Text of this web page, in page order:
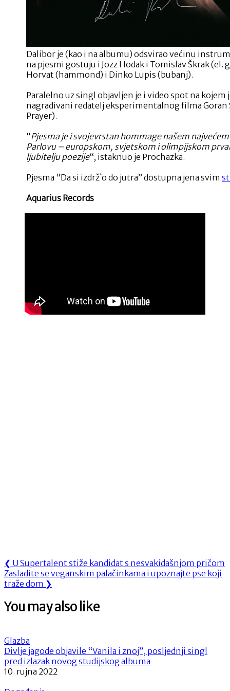
Dalibor je (kao i na albumu) odsvirao većinu
na pjesmi gostuju i Jozz Hodak i Tomislav Škrak (el.
Horvat (hammond) i Dinko Lupis (bubanj).
Paralelno uz singl objavljen je i video spot na kojem
nagrađivani redatelj eksperimentalnog filma Goran
Prayer).
“Pjesma je i svojevrstan hommage našem
Parlovu – europskom, svjetskom i olimpijskom
ljubitelju poezije“, istaknuo je Prochazka.
Pjesma “Da si izdrž`o do jutra” dostupna jena svim
Aquarius Records
Navigacija
objava
❮ Previous
Post:
U Supertalent stiže kandidat s nesvakidašnjom pričom
Next
Post:
Zasladite se veganskim palačinkama i upoznajte pse koji
traže dom ❯
You may also like
Glazba
Divlje jagode objavile “Vanila i znoj”, posljednji singl
pred izlazak novog studijskog albuma
10. rujna 2022